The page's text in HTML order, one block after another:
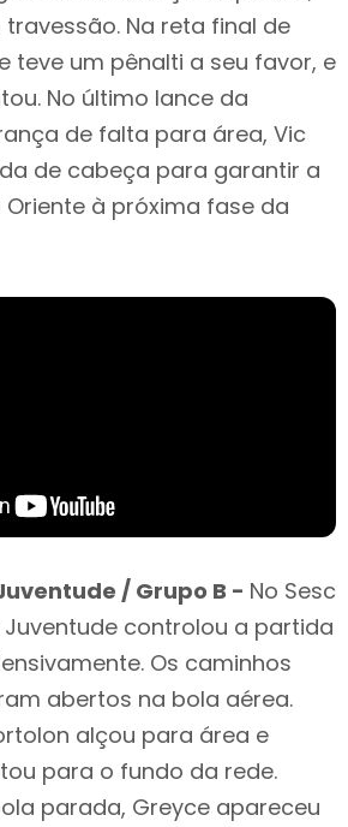
Na reta final de
teve um pênalti a seu favor, e
No último lance da
de falta para área, Vic
de cabeça para garantir a
à próxima fase da
/ Grupo B - No Sesc
Juventude controlou a partida
Os caminhos
abertos na bola aérea.
alçou para área e
para o fundo da rede.
parada, Greyce apareceu